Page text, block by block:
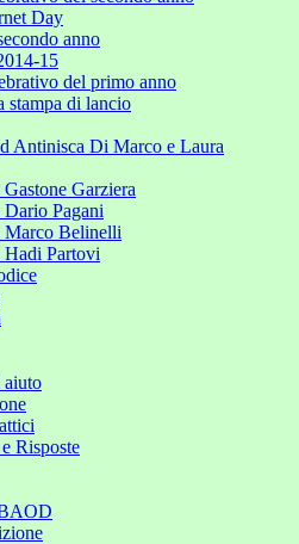
Day
anno
15
del primo anno
stampa di lancio
Antinisca Di Marco e Laura
Garziera
Pagani
Marco Belinelli
Hadi Partovi
aiuto
Risposte